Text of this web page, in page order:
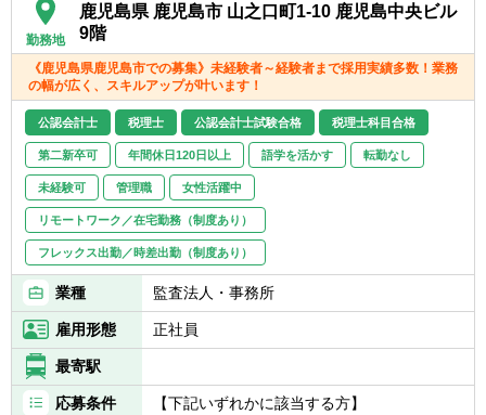
です。
勤務地
鹿児島県 鹿児島市 山之口町1-10 鹿児島中央ビル
9階
《鹿児島県鹿児島市での募集》未経験者～経験者まで採用実績多数！業務
の幅が広く、スキルアップが叶います！
公認会計士 税理士 公認会計士試験合格 税理士科目合格
第二新卒可 年間休日120日以上 語学を活かす 転勤なし
未経験可 管理職 女性活躍中
リモートワーク／在宅勤務（制度あり）
フレックス出勤／時差出勤（制度あり）
業種 監査法人・事務所
雇用形態 正社員
最寄駅
応募条件
【下記いずれかに該当する方】